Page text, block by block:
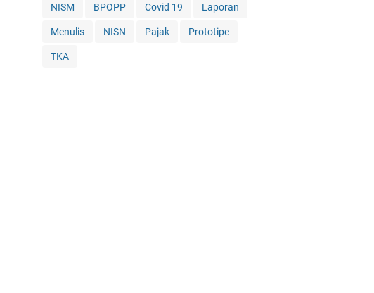
NISM BPOPP Covid 19 Laporan
Menulis NISN Pajak Prototipe
TKA